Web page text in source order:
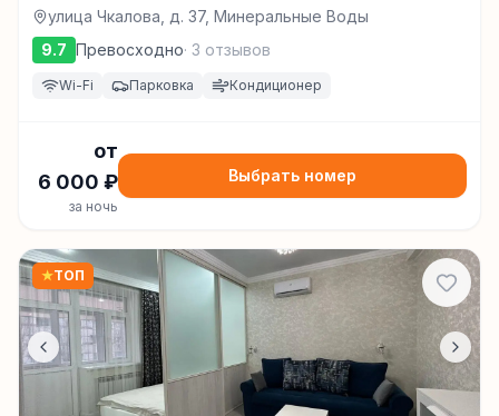
улица Чкалова, д. 37, Минеральные Воды
9.7 Превосходно· 3 отзывов
Wi-Fi Парковка Кондиционер
от
6 000 ₽
за ночь
Выбрать номер
★ТОП